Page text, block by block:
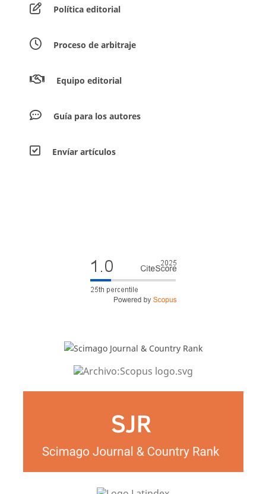
Política editorial
Proceso de arbitraje
Equipo editorial
Guía para los autores
Envíar artículos